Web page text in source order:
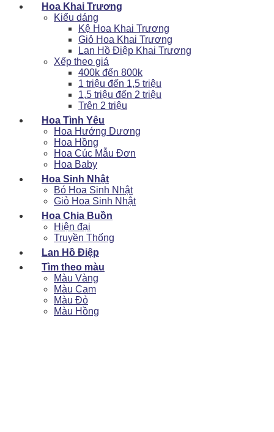
Hoa Khai Trương
Kiểu dáng
Kệ Hoa Khai Trương
Giỏ Hoa Khai Trương
Lan Hồ Điệp Khai Trương
Xếp theo giá
400k đến 800k
1 triệu đến 1,5 triệu
1,5 triệu đến 2 triệu
Trên 2 triệu
Hoa Tình Yêu
Hoa Hướng Dương
Hoa Hồng
Hoa Cúc Mẫu Đơn
Hoa Baby
Hoa Sinh Nhật
Bó Hoa Sinh Nhật
Giỏ Hoa Sinh Nhật
Hoa Chia Buồn
Hiện đại
Truyền Thống
Lan Hồ Điệp
Tìm theo màu
Màu Vàng
Màu Cam
Màu Đỏ
Màu Hồng